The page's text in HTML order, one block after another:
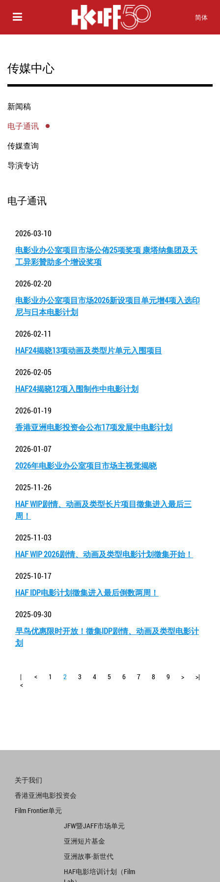
简体
传媒中心
新闻稿
电子通讯
传媒查询
导演专访
电子通讯
2026-03-10
电影业办公室项目市场公佈25项奖项 康塔纳集团及天
工异彩贊助多个增设奖项
2026-02-20
电影业办公室项目市场2026新设项目单元增4项入选印
尼与日本电影计划
2026-02-11
HAF24揭晓13项动画及类型片单元入围项目
2026-02-05
HAF24揭晓12项入围制作中电影计划
2026-01-19
香港亚洲电影投资会公布17项发展中电影计划
2026-01-07
2026年电影业办公室项目市场主视觉揭晓
2025-11-26
HAF WIP剧情、动画及类型长片项目徵集进入最后三
周！
2025-11-03
HAF WIP 2026剧情、动画及类型电影计划徵集开始！
2025-10-17
HAF IDP电影计划徵集进入最后倒数两周！
2025-09-30
早鸟优惠限时开放！徵集IDP剧情、动画及类型电影计
划
|
<
< 1 2 3 4 5 6 7 8 9 > >|
关于我们
香港亚洲电影投资会
Film Frontier单元
JFW暨JAFF市场单元
亚洲短片基金
亚洲故事·新世代
HAF电影培训计划（Film